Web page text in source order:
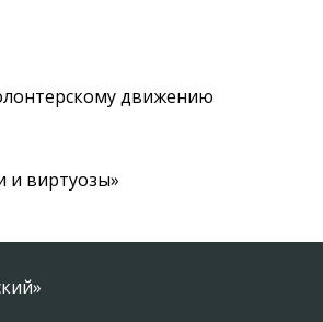
движению
и виртуозы»